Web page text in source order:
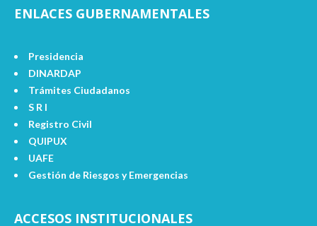
ENLACES GUBERNAMENTALES
Presidencia
DINARDAP
Trámites Ciudadanos
S R I
Registro Civil
QUIPUX
UAFE
Gestión de Riesgos y Emergencias
ACCESOS INSTITUCIONALES